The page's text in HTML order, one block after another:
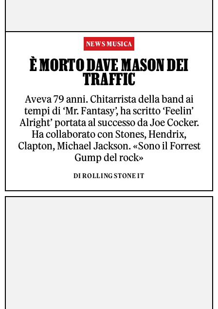
NEWS MUSICA
È MORTO DAVE MASON DEI
TRAFFIC
Aveva 79 anni. Chitarrista della band ai
tempi di ‘Mr. Fantasy’, ha scritto ‘Feelin’
Alright’ portata al successo da Joe Cocker.
Ha collaborato con Stones, Hendrix,
Clapton, Michael Jackson. «Sono il Forrest
Gump del rock»
DI ROLLING STONE IT